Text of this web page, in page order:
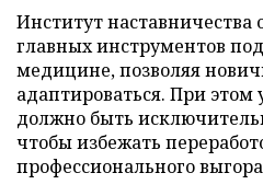
Институт наставничества
главных инструментов
медицине, позволяя
адаптироваться. При этом
должно быть
чтобы избежать
профессионального